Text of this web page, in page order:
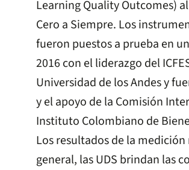
Learning Quality Outcomes)
Cero a Siempre. Los
fueron puestos a prueba en
2016 con el liderazgo del
Universidad de los Andes y
y el apoyo de la Comisión
Instituto Colombiano de
Los resultados de la
general, las UDS brindan las